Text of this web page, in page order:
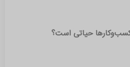
حیاتی است؟